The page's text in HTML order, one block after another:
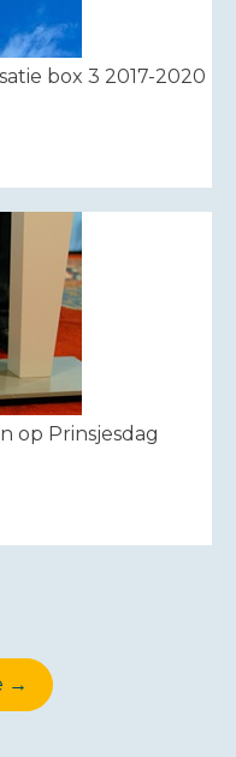
box 3 2017-2020
op Prinsjesdag
→